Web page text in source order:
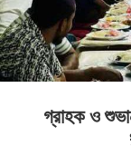
গ্রাহক ও